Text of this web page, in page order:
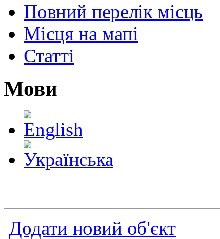
Повний перелік місць
Місця на мапі
Статті
Мови
Додати новий об'єкт